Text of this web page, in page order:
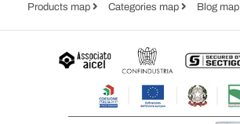
Products map Categories map Blog map